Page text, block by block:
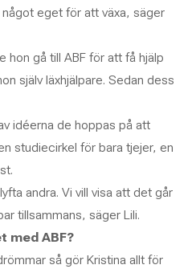
eget för att växa, säger
hon gå till ABF för att få hjälp
själv läxhjälpare. Sedan dess
idéerna de hoppas på att
studiecirkel för bara tjejer, en
andra. Vi vill visa att det går
tillsammans, säger Lili.
med ABF?
så gör Kristina allt för